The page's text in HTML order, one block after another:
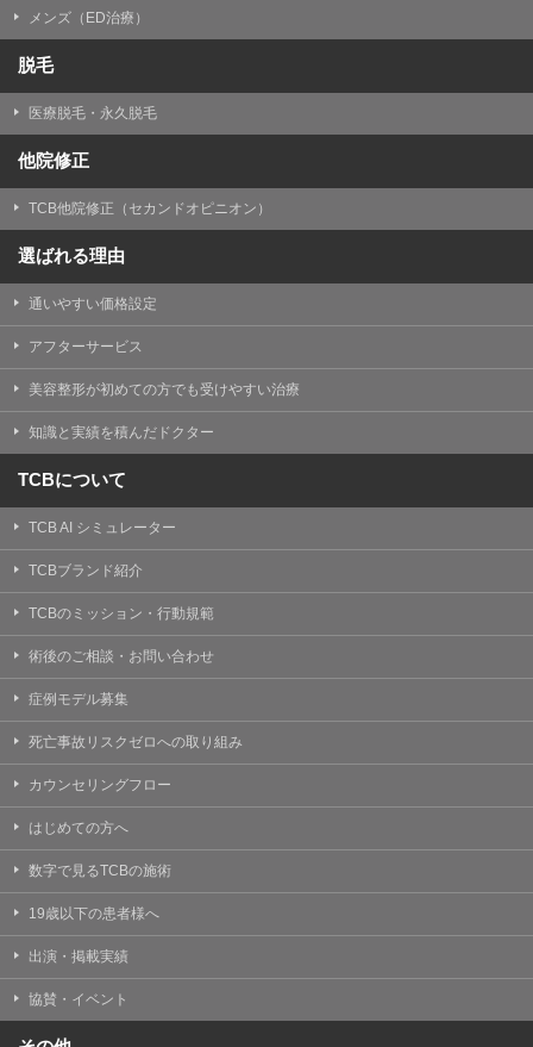
メンズ（ED治療）
脱毛
医療脱毛・永久脱毛
他院修正
TCB他院修正（セカンドオピニオン）
選ばれる理由
通いやすい価格設定
アフターサービス
美容整形が初めての方でも受けやすい治療
知識と実績を積んだドクター
TCBについて
TCB AI シミュレーター
TCBブランド紹介
TCBのミッション・行動規範
術後のご相談・お問い合わせ
症例モデル募集
死亡事故リスクゼロへの取り組み
カウンセリングフロー
はじめての方へ
数字で見るTCBの施術
19歳以下の患者様へ
出演・掲載実績
協賛・イベント